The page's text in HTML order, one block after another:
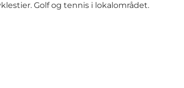
Golf og tennis i lokalområdet.